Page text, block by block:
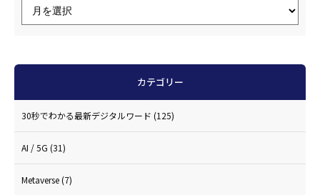
カテゴリー
30秒でわかる最新デジタルワード (125)
AI / 5G (31)
Metaverse(7)